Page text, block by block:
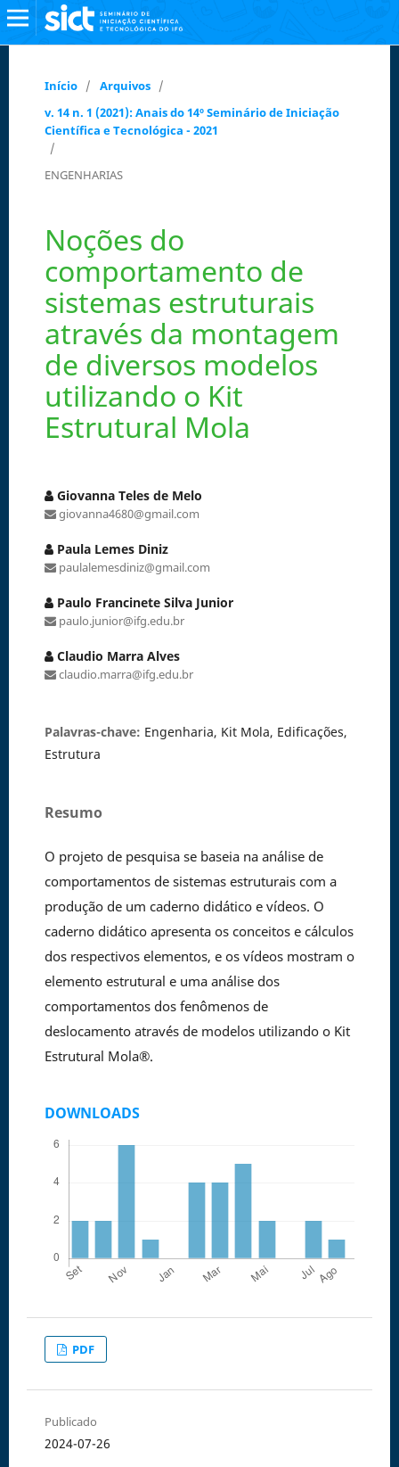
Início / Arquivos /
v. 14 n. 1 (2021): Anais do 14º Seminário de Iniciação
Científica e Tecnológica - 2021
/
ENGENHARIAS
Noções do
comportamento de
sistemas estruturais
através da montagem
de diversos modelos
utilizando o Kit
Estrutural Mola
Giovanna Teles de Melo
giovanna4680@gmail.com
Paula Lemes Diniz
paulalemesdiniz@gmail.com
Paulo Francinete Silva Junior
paulo.junior@ifg.edu.br
Claudio Marra Alves
claudio.marra@ifg.edu.br
Palavras-chave: Engenharia, Kit Mola, Edificações,
Estrutura
Resumo
O projeto de pesquisa se baseia na análise de
comportamentos de sistemas estruturais com a
produção de um caderno didático e vídeos. O
caderno didático apresenta os conceitos e cálculos
dos respectivos elementos, e os vídeos mostram o
elemento estrutural e uma análise dos
comportamentos dos fenômenos de
deslocamento através de modelos utilizando o Kit
Estrutural Mola®.
DOWNLOADS
PDF
Publicado
2024-07-26